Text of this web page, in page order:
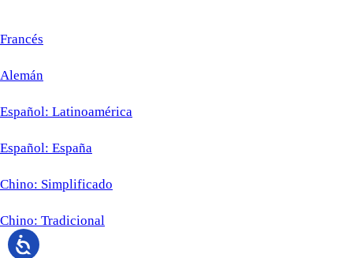
Francés
Alemán
Español: Latinoamérica
Español: España
Chino: Simplificado
Chino: Tradicional